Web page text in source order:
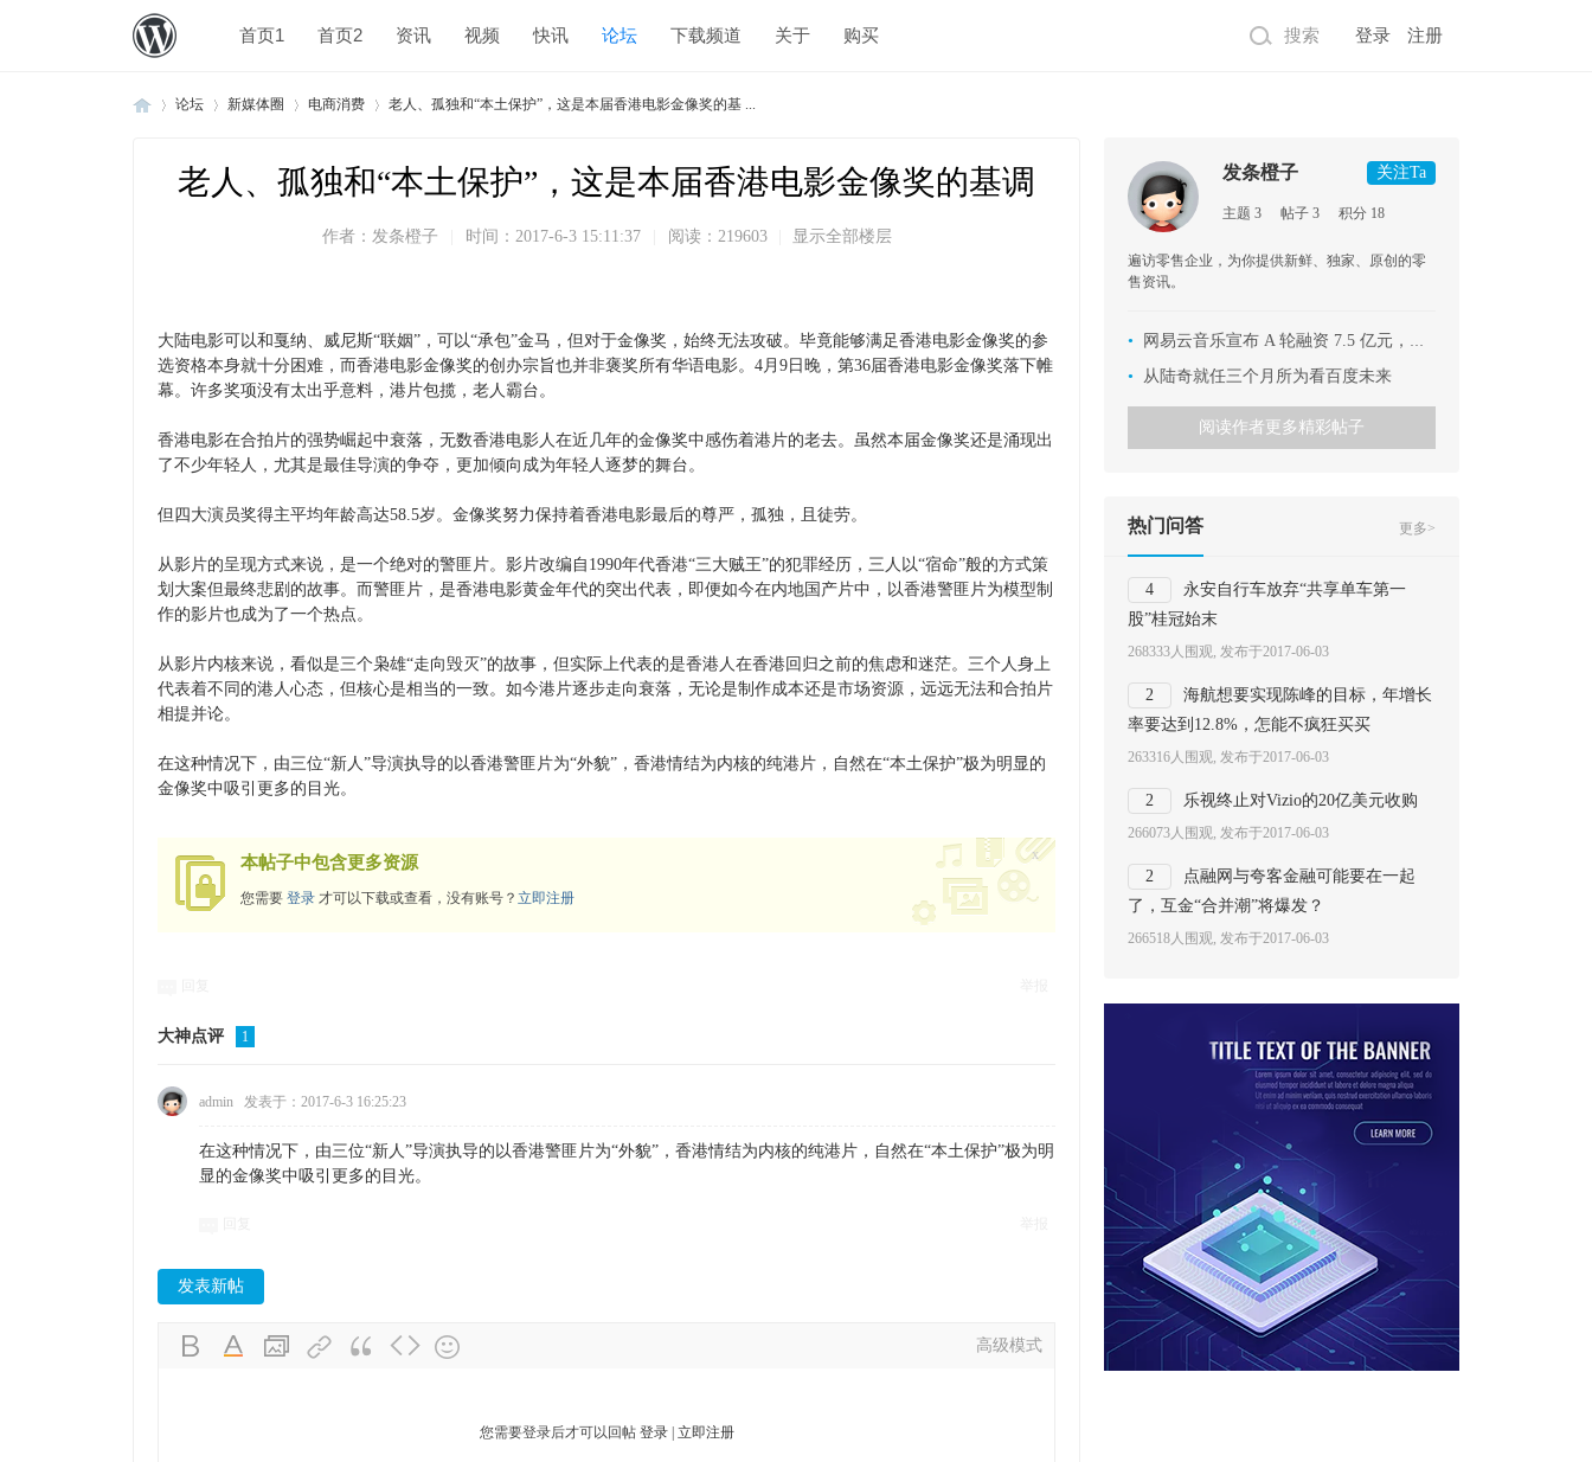
首页1 首页2 资讯 视频 快讯 论坛 下载频道 关于 购买 登录 注册
搜索
论坛 新媒体圈 电商消费 老人、孤独和“本土保护”，这是本届香港电影金像奖的基 ...
老人、孤独和“本土保护”，这是本届香港电影金像奖的基调
作者： 发条橙子 时间： 2017-6-3 15:11:37 阅读：219603 显示全部楼层
大陆电影可以和戛纳、威尼斯“联姻”，可以“承包”金马，但对于金像奖，始终无法攻破。毕竟能够满足香港电影金像奖的参
选资格本身就十分困难，而香港电影金像奖的创办宗旨也并非褒奖所有华语电影。4月9日晚，第36届香港电影金像奖落下帷
幕。许多奖项没有太出乎意料，港片包揽，老人霸台。
香港电影在合拍片的强势崛起中衰落，无数香港电影人在近几年的金像奖中感伤着港片的老去。虽然本届金像奖还是涌现出
了不少年轻人，尤其是最佳导演的争夺，更加倾向成为年轻人逐梦的舞台。
但四大演员奖得主平均年龄高达58.5岁。金像奖努力保持着香港电影最后的尊严，孤独，且徒劳。
从影片的呈现方式来说，是一个绝对的警匪片。影片改编自1990年代香港“三大贼王”的犯罪经历，三人以“宿命”般的方式策
划大案但最终悲剧的故事。而警匪片，是香港电影黄金年代的突出代表，即便如今在内地国产片中，以香港警匪片为模型制
作的影片也成为了一个热点。
从影片内核来说，看似是三个枭雄“走向毁灭”的故事，但实际上代表的是香港人在香港回归之前的焦虑和迷茫。三个人身上
代表着不同的港人心态，但核心是相当的一致。如今港片逐步走向衰落，无论是制作成本还是市场资源，远远无法和合拍片
相提并论。
在这种情况下，由三位“新人”导演执导的以香港警匪片为“外貌”，香港情结为内核的纯港片，自然在“本土保护”极为明显的
金像奖中吸引更多的目光。
本帖子中包含更多资源
您需要 登录 才可以下载或查看，没有账号？ 立即注册
x
大神点评 1
admin 发表于：2017-6-3 16:25:23
在这种情况下，由三位“新人”导演执导的以香港警匪片为“外貌”，香港情结为内核的纯港片，自然在“本土保护”极为明
显的金像奖中吸引更多的目光。
发表新帖
高级模式
您需要登录后才可以回帖 登录| 立即注册
发条橙子 关注Ta
主题 3 帖子 3 积分 18
遍访零售企业，为你提供新鲜、独家、原创的零
售资讯。
•
网易云音乐宣布 A 轮融资 7.5 亿元，资方包括SMG、芒果文创等，丁磊亲自站台
•
从陆奇就任三个月所为看百度未来
阅读作者更多精彩帖子
热门问答 更多>
4
永安自行车放弃“共享单车第一
股”桂冠始末
268333人围观, 发布于2017-06-03
2
海航想要实现陈峰的目标，年增长
率要达到12.8%，怎能不疯狂买买
263316人围观, 发布于2017-06-03
2 乐视终止对Vizio的20亿美元收购
266073人围观, 发布于2017-06-03
2
点融网与夸客金融可能要在一起
了，互金“合并潮”将爆发？
266518人围观, 发布于2017-06-03